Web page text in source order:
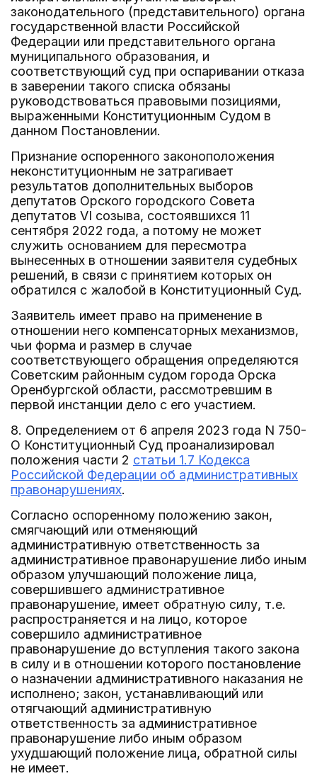
законодательного (представительного) органа
государственной власти Российской
Федерации или представительного органа
муниципального образования, и
соответствующий суд при оспаривании отказа
в заверении такого списка обязаны
руководствоваться правовыми позициями,
выраженными Конституционным Судом в
данном Постановлении.
Признание оспоренного законоположения
неконституционным не затрагивает
результатов дополнительных выборов
депутатов Орского городского Совета
депутатов VI созыва, состоявшихся 11
сентября 2022 года, а потому не может
служить основанием для пересмотра
вынесенных в отношении заявителя судебных
решений, в связи с принятием которых он
обратился с жалобой в Конституционный Суд.
Заявитель имеет право на применение в
отношении него компенсаторных механизмов,
чьи форма и размер в случае
соответствующего обращения определяются
Советским районным судом города Орска
Оренбургской области, рассмотревшим в
первой инстанции дело с его участием.
8. Определением от 6 апреля 2023 года N 750-
О Конституционный Суд проанализировал
положения части 2 статьи 1.7 Кодекса
Российской Федерации об административных
правонарушениях.
Согласно оспоренному положению закон,
смягчающий или отменяющий
административную ответственность за
административное правонарушение либо иным
образом улучшающий положение лица,
совершившего административное
правонарушение, имеет обратную силу, т.е.
распространяется и на лицо, которое
совершило административное
правонарушение до вступления такого закона
в силу и в отношении которого постановление
о назначении административного наказания не
исполнено; закон, устанавливающий или
отягчающий административную
ответственность за административное
правонарушение либо иным образом
ухудшающий положение лица, обратной силы
не имеет.